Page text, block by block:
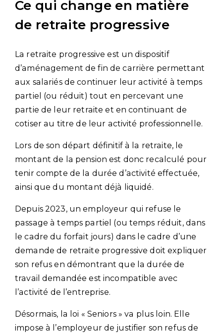
Ce qui change en matière
de retraite progressive
La retraite progressive est un dispositif
d’aménagement de fin de carrière permettant
aux salariés de continuer leur activité à temps
partiel (ou réduit) tout en percevant une
partie de leur retraite et en continuant de
cotiser au titre de leur activité professionnelle.
Lors de son départ définitif à la retraite, le
montant de la pension est donc recalculé pour
tenir compte de la durée d’activité effectuée,
ainsi que du montant déjà liquidé.
Depuis 2023, un employeur qui refuse le
passage à temps partiel (ou temps réduit, dans
le cadre du forfait jours) dans le cadre d’une
demande de retraite progressive doit expliquer
son refus en démontrant que la durée de
travail demandée est incompatible avec
l’activité de l’entreprise.
Désormais, la loi « Seniors » va plus loin. Elle
impose à l’employeur de justifier son refus de